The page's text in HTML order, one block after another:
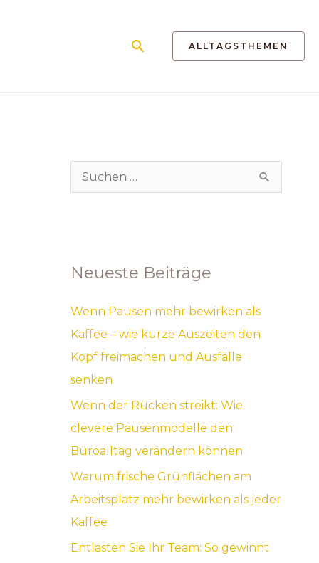
SuchenALLTAGSTHEMEN
e
n
a
c
h
:
Neueste Beiträge
Wenn Pausen mehr bewirken als
Kaffee – wie kurze Auszeiten den
Kopf freimachen und Ausfälle
senken
Wenn der Rücken streikt: Wie
clevere Pausenmodelle den
Büroalltag verändern können
Warum frische Grünflächen am
Arbeitsplatz mehr bewirken als jeder
Kaffee
Entlasten Sie Ihr Team: So gewinnt